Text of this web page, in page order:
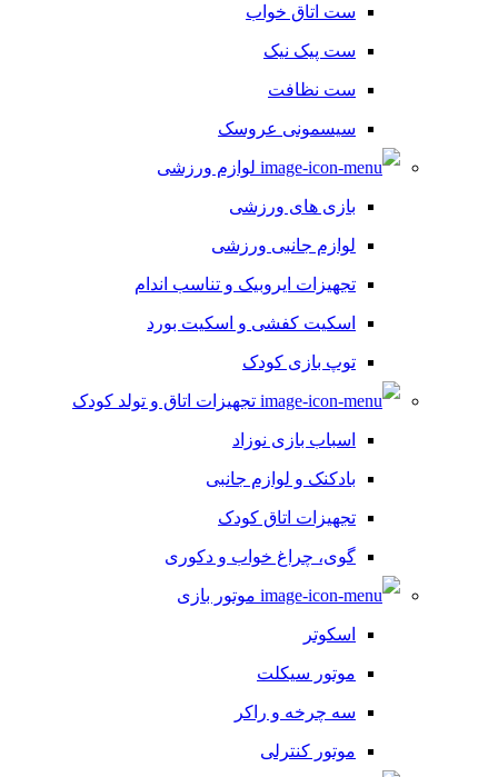
ست اتاق خواب
ست پیک نیک
ست نظافت
سیسمونی عروسک
لوازم ورزشی
بازی های ورزشی
لوازم جانبی ورزشی
تجهیزات ایروبیک و تناسب اندام
اسکیت کفشی و اسکیت بورد
توپ بازی کودک
تجهیزات اتاق و تولد کودک
اسباب بازی نوزاد
بادکنک و لوازم جانبی
تجهیزات اتاق کودک
گوی، چراغ خواب و دکوری
موتور بازی
اسکوتر
موتور سیکلت
سه چرخه و راکر
موتور کنترلی